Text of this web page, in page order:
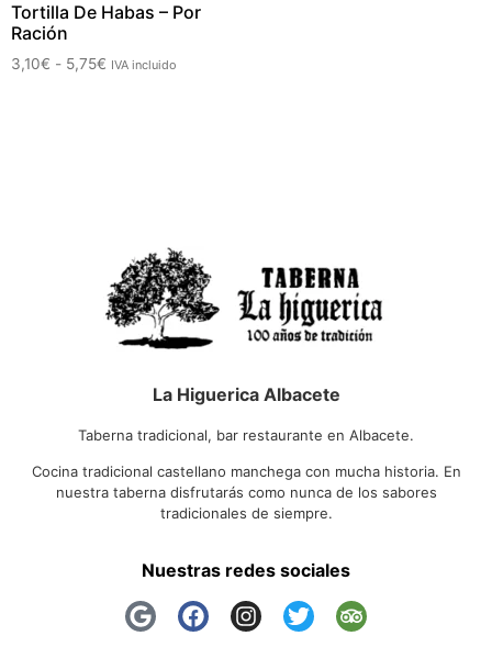
Tortilla De Habas – Por
Ración
3,10€ - 5,75€ IVA incluido
La Higuerica Albacete
Taberna tradicional, bar restaurante en Albacete.
Cocina tradicional castellano manchega con mucha historia. En
nuestra taberna disfrutarás como nunca de los sabores
tradicionales de siempre.
Nuestras redes sociales